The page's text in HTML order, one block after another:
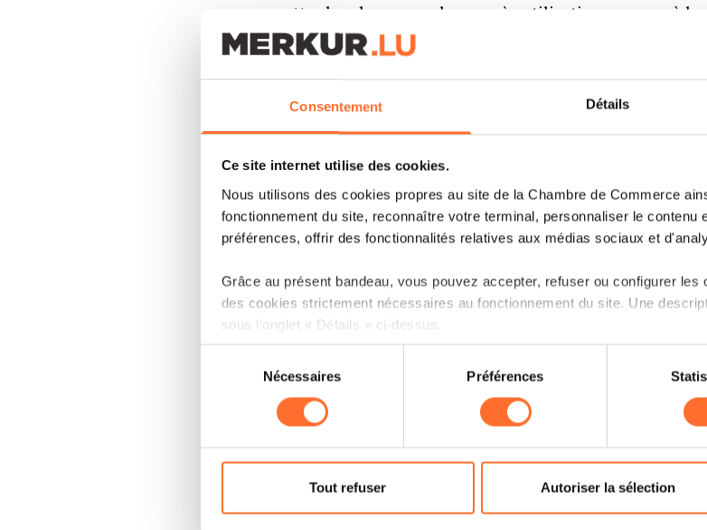
Consentement Détails
Ce site internet utilise des cookies.
Nous utilisons des cookies propres au site de la Chambre de Commerce
fonctionnement du site, reconnaître votre terminal, personnaliser le contenu
préférences, offrir des fonctionnalités relatives aux médias sociaux et
Grâce au présent bandeau, vous pouvez accepter, refuser ou configurer les
des cookies strictement nécessaires au fonctionnement du site. Une
sous l’onglet « Détails » ci-dessus.
Il est précisé que la navigation sur le site et certaines fonctionnalités (ex :
sociaux, sauvegarde des préférences de lecture vidéo, personnalisation de
cas de refus de tous les cookies ou des cookies non nécessaires.
Pour de plus amples informations sur la manière dont nous utilisons
consentement
Nécessaires Préférences
Tout refuser Autoriser la sélection
remettre les choses en place après utilisation, comme à la